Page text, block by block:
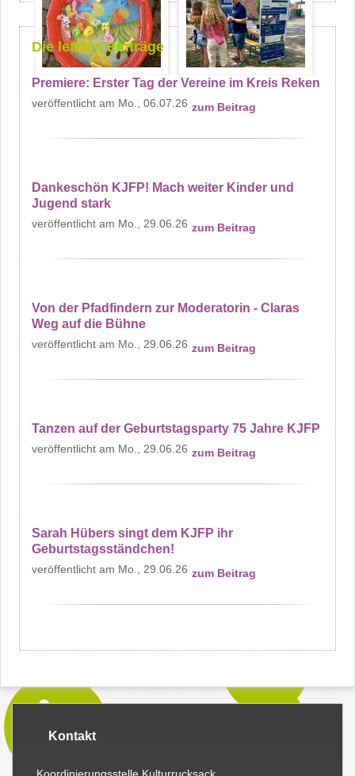
Die letzten Einträge
Premiere: Erster Tag der Vereine im Kreis Reken
Mo., 06.07.26 zum Beitrag
Dankeschön KJFP! Mach weiter Kinder und
Jugend stark
Mo., 29.06.26 zum Beitrag
Von der Pfadfindern zur Moderatorin - Claras
Weg auf die Bühne
Mo., 29.06.26 zum Beitrag
Tanzen auf der Geburtstagsparty 75 Jahre KJFP
Mo., 29.06.26 zum Beitrag
Sarah Hübers singt dem KJFP ihr
Geburtstagsständchen!
Mo., 29.06.26 zum Beitrag
Kontakt
Koordinierungsstelle Kulturrucksack